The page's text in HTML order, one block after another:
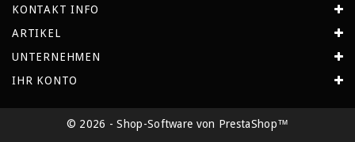
KONTAKT INFO
ARTIKEL
UNTERNEHMEN
IHR KONTO
© 2026 - Shop-Software von PrestaShop™